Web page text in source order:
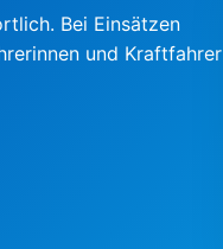
Bei Einsätzen
und Kraftfahrer